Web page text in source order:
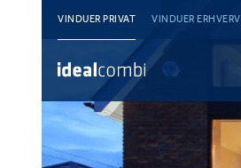
VINDUER PRIVAT VINDUER ERHVERV